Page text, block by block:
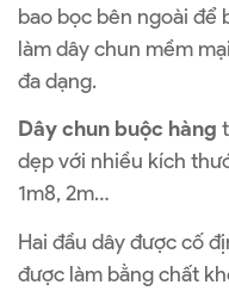
bao bọc bên ngoài để
làm dây chun mềm
đa dạng.
Dây chun buộc hàng
dẹp với nhiều kích
1m8, 2m…
Hai đầu dây được cố
được làm bằng chất